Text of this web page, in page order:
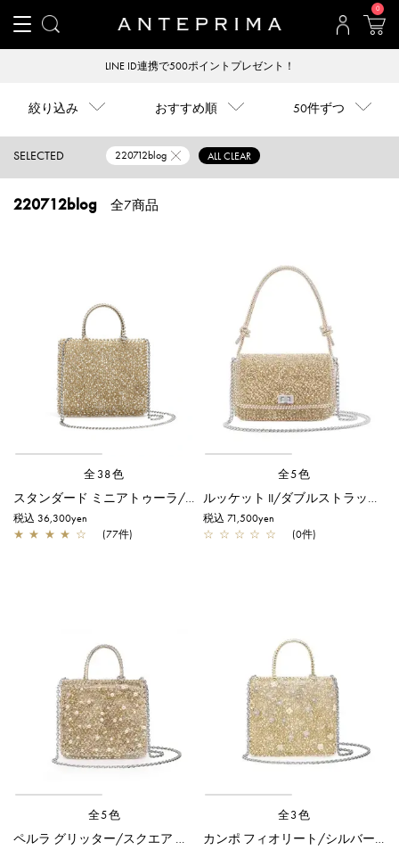
0
LINE ID連携で500ポイントプレゼント！
絞り込み おすすめ順 50件ずつ
SELECTED 220712blog ALL CLEAR
220712blog 全7商品
全38色
スタンダード ミニアトゥーラ/シルバーゴールド
税込 36,300yen
★ ★ ★ ★ ☆ (77件)
全5色
ルッケット II/ダブルストラップ/シルバーゴールド
税込 71,500yen
☆ ☆ ☆ ☆ ☆ (0件)
全5色
ペルラ グリッター/スクエア スモール/シルバーゴールド
全3色
カンポ フィオリート/シルバーゴールド